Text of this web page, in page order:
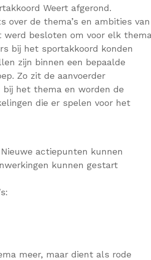
Weert afgerond.
over de thema’s en ambities van
werd besloten om voor elk thema
bij het sportakkoord konden
zijn binnen een bepaalde
Zo zit de aanvoerder
bij het thema en worden de
die er spelen voor het
actiepunten kunnen
kunnen gestart
meer, maar dient als rode